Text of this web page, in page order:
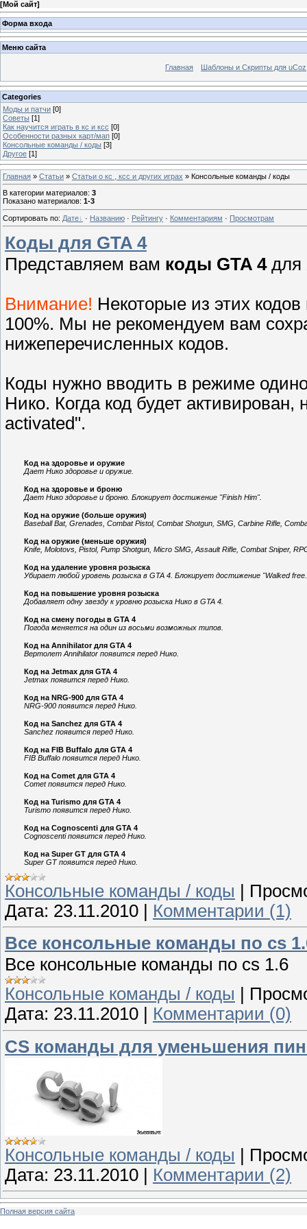
[Мой сайт]
Форма входа
Меню сайта
Главная Шаблоны и Скрипты для uCoz
Categories
Моды и патчи [0]
Советы [1]
Как научится играть в кс и ксс [0]
Особенности разных карт/мап [0]
Консольные команды / коды [3]
Другое [1]
Главная » Статьи » Статьи о кс , ксс и других играх » Консольные команды / коды
В категории материалов: 3
Показано материалов: 1-3
Сортировать по: Дате · Названию · Рейтингу · Комментариям · Просмотрам
Коды для GTA 4
Представляем вам коды GTA 4для
Внимание! Некоторые из этих
100%. Мы не рекомендуем вам
нижеперечисленных кодов.
Коды нужно вводить в режиме
Нико. Когда код будет
activated".
Код на здоровье и оружие
Дает Нико здоровье и оружие.
Код на здоровье и броню
Дает Нико здоровье и броню. Блокирует достижение "Finish Him".
Код на оружие (больше оружия)
Baseball Bat, Grenades, Combat Pistol, Combat Shotgun, SMG, Carbine Rifle,
Код на оружие (меньше оружия)
Knife, Molotovs, Pistol, Pump Shotgun, Micro SMG, Assault Rifle, Combat Sniper,
Код на удаление уровня розыска
Убирает любой уровень розыска в GTA 4. Блокирует достижение "Walked
Код на повышение уровня розыска
Добавляет одну звезду к уровню розыска Нико в GTA 4.
Код на смену погоды в GTA 4
Погода меняется на один из восьми возможных типов.
Код на Annihilator для GTA 4
Вертолет Annihilator появится перед Нико.
Код на Jetmax для GTA 4
Jetmax появится перед Нико.
Код на NRG-900 для GTA 4
NRG-900 появится перед Нико.
Код на Sanchez для GTA 4
Sanchez появится перед Нико.
Код на FIB Buffalo для GTA 4
FIB Buffalo появится перед Нико.
Код на Comet для GTA 4
Comet появится перед Нико.
Код на Turismo для GTA 4
Turismo появится перед Нико.
Код на Cognoscenti для GTA 4
Cognoscenti появится перед Нико.
Код на Super GT для GTA 4
Super GT появится перед Нико.
Консольные команды / коды |
Дата: 23.11.2010 | Комментарии (1)
Все консольные команды по cs
Все консольные команды по cs 1.6
Консольные команды / коды
Дата: 23.11.2010
Комментарии (0)
CS команды для уменьшения
Консольные команды / коды
Дата: 23.11.2010 Комментарии (2)
Полная версия сайта